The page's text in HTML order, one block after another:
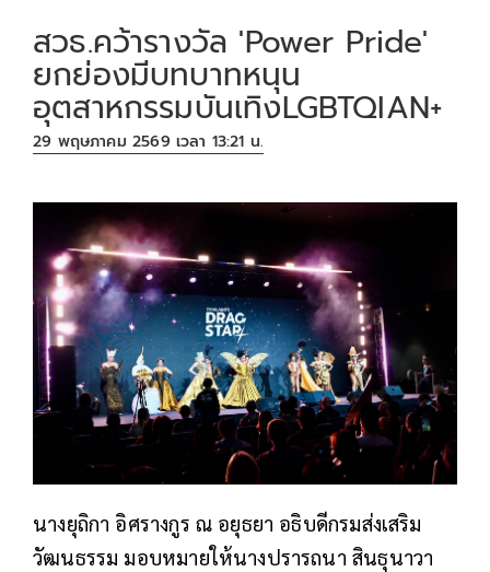
สวธ.คว้ารางวัล 'Power Pride'
ยกย่องมีบทบาทหนุน
อุตสาหกรรมบันเทิงLGBTQIAN+
29 พฤษภาคม 2569 เวลา 13:21 น.
นางยุถิกา อิศรางกูร ณ อยุธยา อธิบดีกรมส่งเสริม
วัฒนธรรม มอบหมายให้นางปรารถนา สินธุนาวา